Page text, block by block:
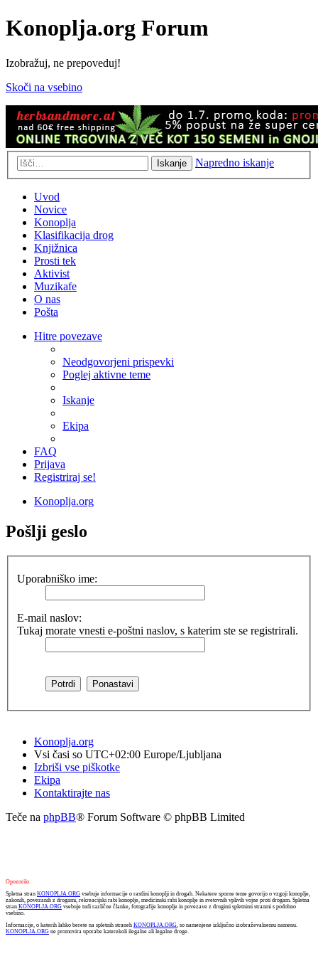
Konoplja.org Forum
Izobražuj, ne prepoveduj!
Skoči na vsebino
Iskanje Napredno iskanje
Uvod
Novice
Konoplja
Klasifikacija drog
Knjižnica
Prosti tek
Aktivist
Muzikafe
O nas
Pošta
Hitre povezave
Neodgovorjeni prispevki
Poglej aktivne teme
Iskanje
Ekipa
FAQ
Prijava
Registriraj se!
Konoplja.org
Pošlji geslo
Uporabniško ime:
E-mail naslov:
Tukaj morate vnesti e-poštni naslov, s katerim ste se registrirali.
Konoplja.org
Vsi časi so UTC+02:00 Europe/Ljubljana
Izbriši vse piškotke
Ekipa
Kontaktirajte nas
Teče na phpBB® Forum Software © phpBB Limited
Opozorilo
Spletna stran KONOPLJA.ORG vsebuje informacije o rastlini konoplji in drogah. Nekatere sporne teme govorijo o vzgoji konoplje,
zakonih, povezanih z drogami, rekreacijski rabi konoplje, medicinski rabi konoplje in svetovnih vplivih vojne proti drogam. Spletna
stran KONOPLJA.ORG vsebuje tudi različne članke, fotografije konoplje in povezave z drugimi spletnimi stranmi s podobno
vsebino.
Informacije, o katerih lahko berete na spletnih straneh KONOPLJA.ORG, so namenjene izključno izobraževalnemu namenu.
KONOPLJA.ORG ne promovira uporabe katerekoli ilegalne ali legalne droge.